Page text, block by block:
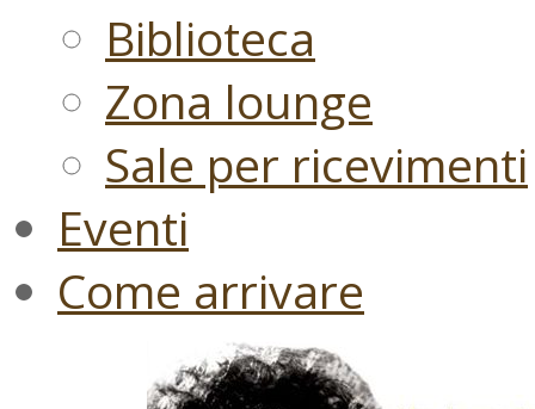
Biblioteca
Zona lounge
Sale per ricevimenti
Eventi
Come arrivare